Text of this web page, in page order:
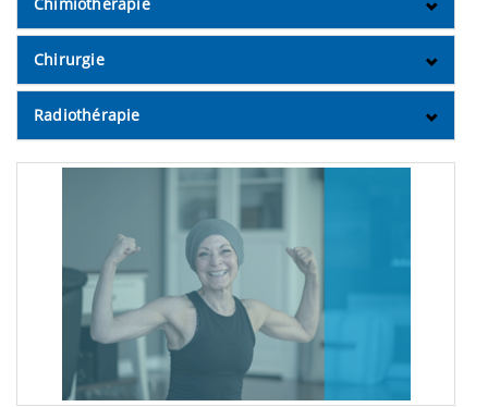
Chirurgie
Radiothérapie